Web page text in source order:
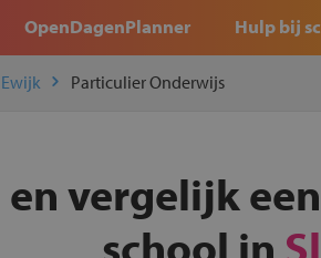
OpenDagenPlanner Hulp bij
Particulier Onderwijs
en vergelijk
school in